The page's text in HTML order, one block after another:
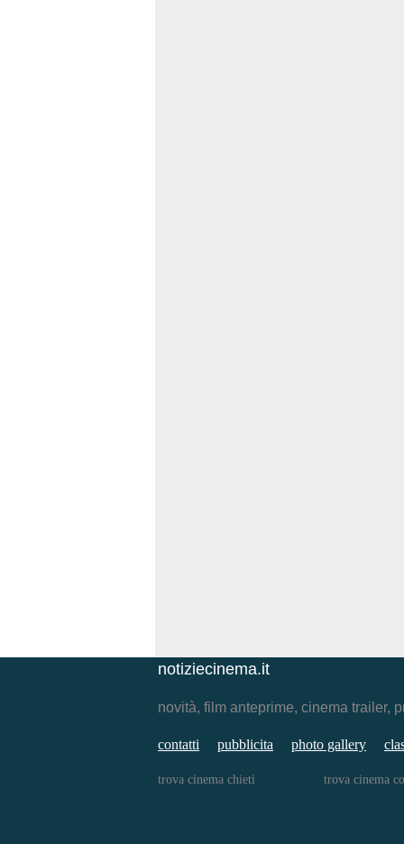
notiziecinema.it
novità, film anteprime, cinema trailer,
contatti pubblicita photo gallery
trova cinema chieti trova cinema